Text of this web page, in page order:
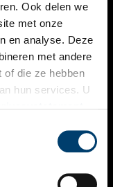
Ook delen we
met onze
en analyse. Deze
met andere
of die ze hebben
hun services. U